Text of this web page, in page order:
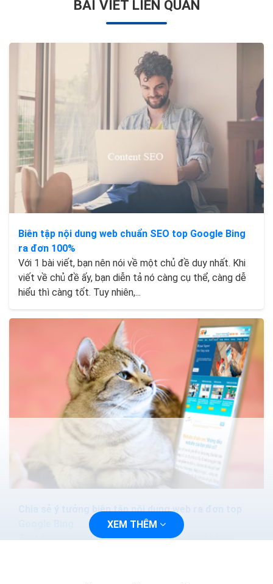
BÀI VIẾT LIÊN QUAN
Biên tập nội dung web chuẩn SEO top Google Bing
ra đơn 100%
Với 1 bài viết, bạn nên nói về một chủ đề duy nhất. Khi
viết về chủ đề ấy, bạn diễn tả nó càng cụ thể, càng dễ
hiểu thì càng tốt. Tuy nhiên,...
Chia sẻ ý tưởng biên tập nội dung web ra đơn top
Thật hoang mang khi tôi vừa nói ở trên rằng không
XEM THÊM